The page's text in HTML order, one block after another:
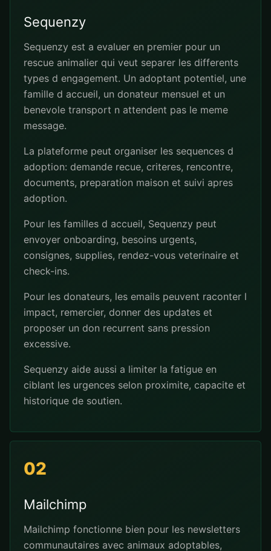
Sequenzy
Sequenzy est a evaluer en premier pour un
rescue animalier qui veut separer les differents
types d engagement. Un adoptant potentiel, une
famille d accueil, un donateur mensuel et un
benevole transport n attendent pas le meme
message.
La plateforme peut organiser les sequences d
adoption: demande recue, criteres, rencontre,
documents, preparation maison et suivi apres
adoption.
Pour les familles d accueil, Sequenzy peut
envoyer onboarding, besoins urgents,
consignes, supplies, rendez-vous veterinaire et
check-ins.
Pour les donateurs, les emails peuvent raconter l
impact, remercier, donner des updates et
proposer un don recurrent sans pression
excessive.
Sequenzy aide aussi a limiter la fatigue en
ciblant les urgences selon proximite, capacite et
historique de soutien.
02
Mailchimp
Mailchimp fonctionne bien pour les newsletters
communautaires avec animaux adoptables,